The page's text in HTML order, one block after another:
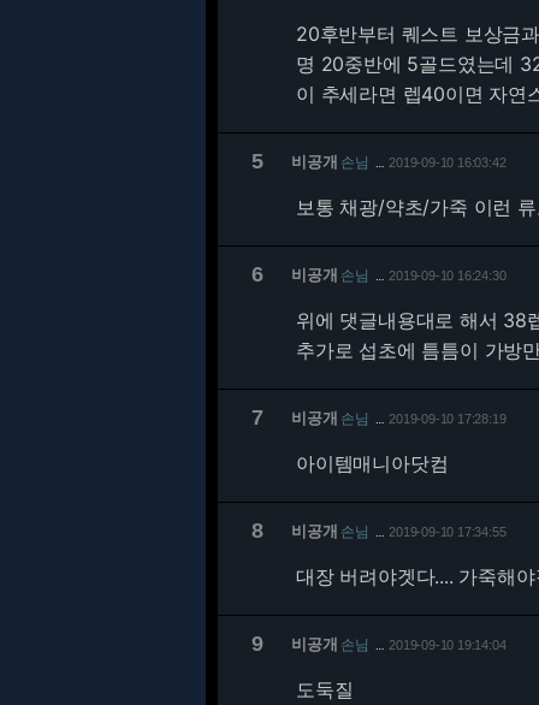
20후반부터 퀘스트 보상금
명 20중반에 5골드였는데
이 추세라면 렙40이면 자연
5 비공개 손님 2019-09-10 16:03:42
보통 채광/약초/가죽 이런
6 비공개 손님 2019-09-10 16:24:30
위에 댓글내용대로 해서 38
추가로 섭초에 틈틈이 가방
7 비공개 손님 2019-09-10 17:28:19
아이템매니아닷컴
8 비공개 손님 2019-09-10 17:34:55
대장 버려야겟다.... 가죽해
9 비공개 손님 2019-09-10 19:14:04
도둑질